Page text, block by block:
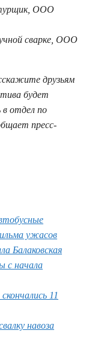
ООО
сварке, ООО
друзьям
будет
отдел по
пресс-
ужасов
Балаковская
с начала
11
навоза